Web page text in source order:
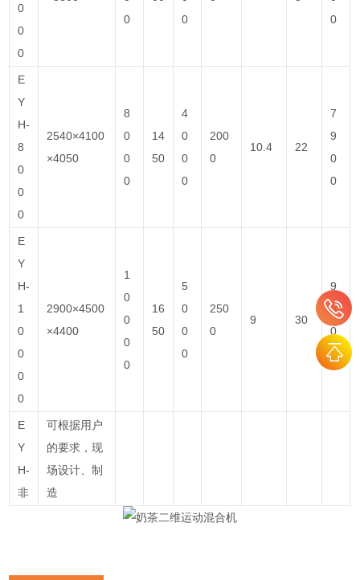
0
0
0
0
0
0
E
Y
H-
8
0
0
0
2540×4100
×4050
8
0
0
0
14
50
4
0
0
0
200
0
10.4 22
7
9
0
0
E
Y
H-
1
0
0
0
0
2900×4500
×4400
1
0
0
0
0
16
50
5
0
0
0
250
0
9 30
9
5
0
0
E
Y
H-
非
可根据用户
的要求，现
场设计、制
造